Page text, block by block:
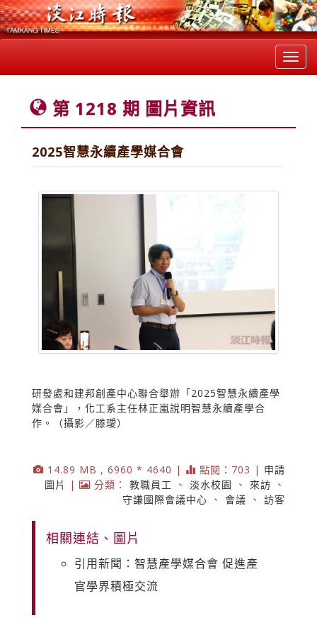
第 1218 期 圖片資訊
2025智慧永續產學媒合會
研發處和建邦創產中心聯合舉辦「2025智慧永續產學
媒合會」，化工系主任林正嵐說明智慧永續產學合
作。（攝影／滕璦）
14.89 MB , 6960 * 4640 | 點閱：703 | 申請
圖片
| 分類： 教職員工 、 淡水校園 、 來訪 、
守謙國際會議中心 、 會議 、 訪客
相關連結、圖片
引用新聞：智慧產學媒合會 促進產
官學界積極交流